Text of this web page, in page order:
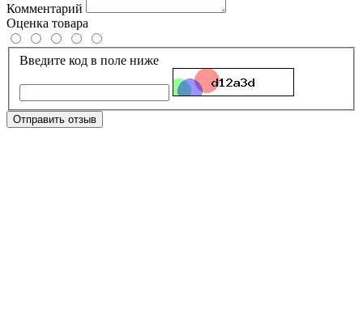
Комментарий
Оценка товара
Введите код в поле ниже
Отправить отзыв